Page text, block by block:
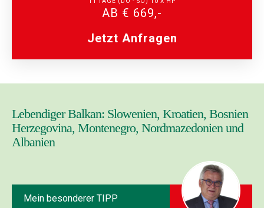
AB € 669,-
Jetzt Anfragen
Lebendiger Balkan: Slowenien, Kroatien, Bosnien
Herzegovina, Montenegro, Nordmazedonien und
Albanien
Mein besonderer TIPP